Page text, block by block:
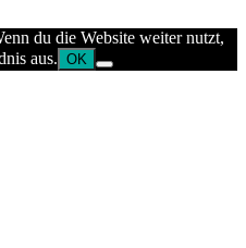
du die Website weiter nutzt,
aus. OK